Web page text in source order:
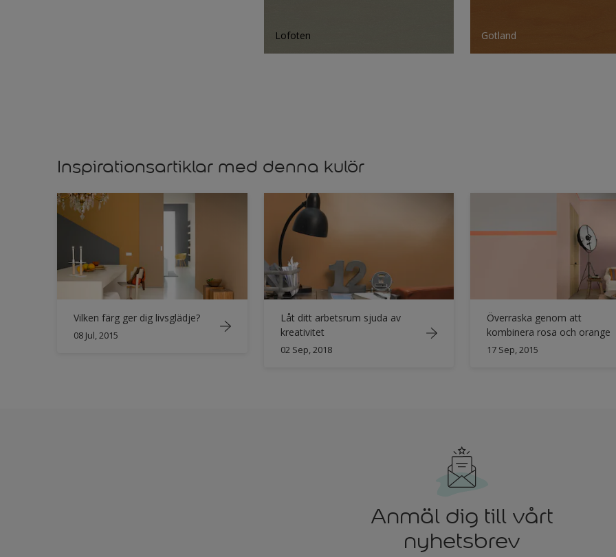
Lofoten Gotland
Inspirationsartiklar med denna kulör
Vilken färg ger dig livsglädje?
08 Jul, 2015
Låt ditt arbetsrum sjuda av
kreativitet
02 Sep, 2018
Överraska genom att
kombinera rosa och orange
17 Sep, 2015
Anmäl dig till vårt
nyhetsbrev